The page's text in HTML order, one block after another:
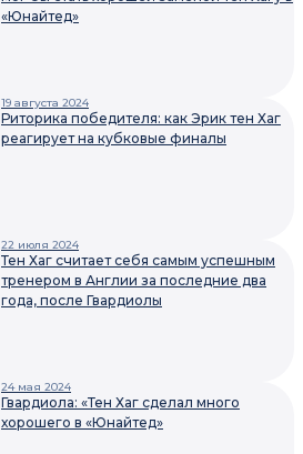
«Юнайтед»
19 августа 2024
Риторика победителя: как Эрик тен Хаг
реагирует на кубковые финалы
22 июля 2024
Тен Хаг считает себя самым успешным
тренером в Англии за последние два
года, после Гвардиолы
24 мая 2024
Гвардиола: «Тен Хаг сделал много
хорошего в «Юнайтед»